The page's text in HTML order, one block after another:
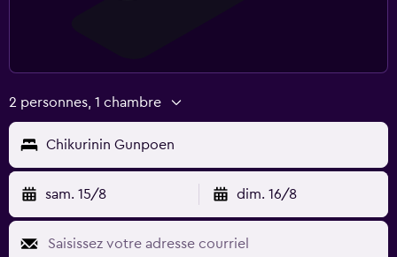
2 personnes, 1 chambre
Chikurinin Gunpoen
sam. 15/8 dim. 16/8